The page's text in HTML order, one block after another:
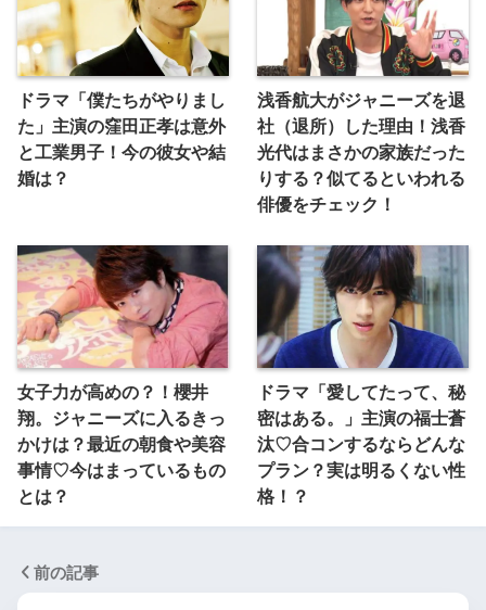
ドラマ「僕たちがやりまし
た」主演の窪田正孝は意外
と工業男子！今の彼女や結
婚は？
浅香航大がジャニーズを退
社（退所）した理由！浅香
光代はまさかの家族だった
りする？似てるといわれる
俳優をチェック！
女子力が高めの？！櫻井
翔。ジャニーズに入るきっ
かけは？最近の朝食や美容
事情♡今はまっているもの
とは？
ドラマ「愛してたって、秘
密はある。」主演の福士蒼
汰♡合コンするならどんな
プラン？実は明るくない性
格！？
前の記事